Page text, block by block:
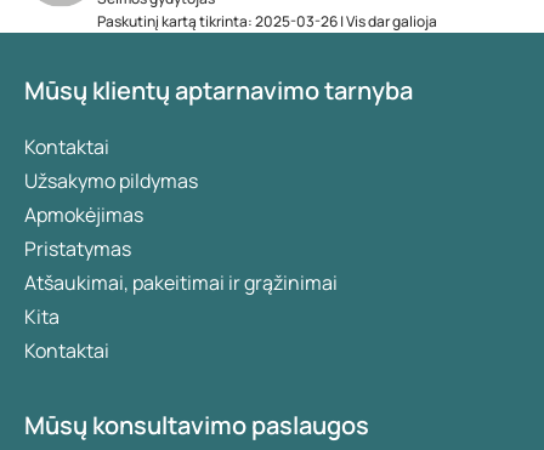
Paskutinį kartą tikrinta: 2025-03-26 | Vis dar galioja
Mūsų klientų aptarnavimo tarnyba
Kontaktai
Užsakymo pildymas
Apmokėjimas
Pristatymas
Atšaukimai, pakeitimai ir grąžinimai
Kita
Kontaktai
Mūsų konsultavimo paslaugos